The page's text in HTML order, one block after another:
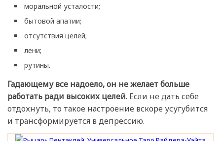
моральной усталости;
бытовой апатии;
отсутствия целей;
лени;
рутины.
Гадающему все надоело, он не желает больше
работать ради высоких целей. Если не дать себе
отдохнуть, то такое настроение вскоре усугубится
и трансформируется в депрессию.